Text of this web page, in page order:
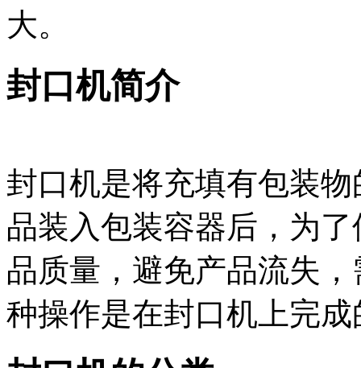
大。
封口机简介
封口机是将充填有包装
品装入包装容器后，为
品质量，避免产品流失
种操作是在封口机上完成